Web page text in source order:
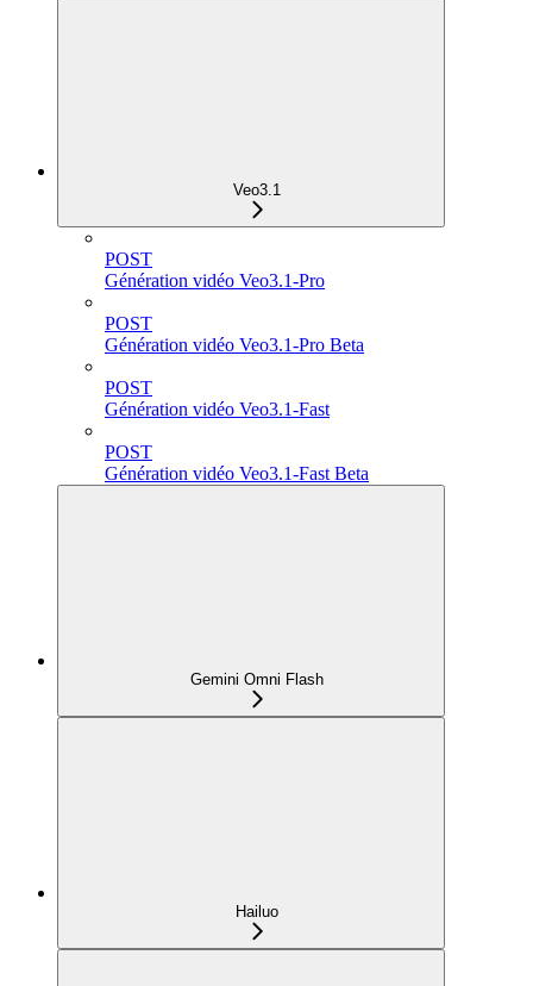
Veo3.1
POST
Génération vidéo Veo3.1-Pro
POST
Génération vidéo Veo3.1-Pro Beta
POST
Génération vidéo Veo3.1-Fast
POST
Génération vidéo Veo3.1-Fast Beta
Gemini Omni Flash
Hailuo